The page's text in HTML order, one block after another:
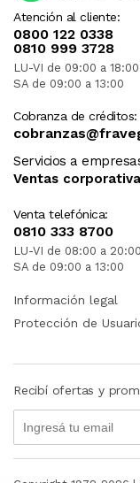
Atención al cliente:
0800 122 0338
0810 999 3728
LU-VI de 09:00 a 18:00
SA de 09:00 a 13:00
Cobranza de créditos:
Servicios a
Ventas
Venta telefónica:
0810 333 8700
LU-VI de 08:00 a 20:00
SA de 09:00 a 13:00
Información legal
Protección de
Recibí ofertas y